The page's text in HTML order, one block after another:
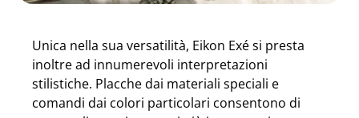
Unica nella sua versatilità, Eikon Exé si presta
inoltre ad innumerevoli interpretazioni
stilistiche. Placche dai materiali speciali e
comandi dai colori particolari consentono di